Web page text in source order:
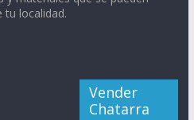
tu localidad.
Vender
Chatarra